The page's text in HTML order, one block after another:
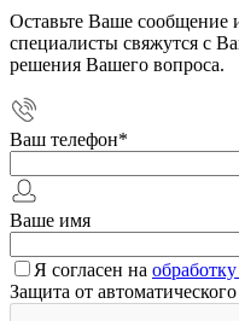
Оставьте Ваше сообщение
специалисты свяжутся с
решения Вашего вопроса.
Ваш телефон*
Ваше имя
Я согласен на
Защита от